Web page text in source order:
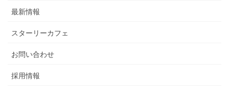
最新情報
スターリーカフェ
お問い合わせ
採用情報